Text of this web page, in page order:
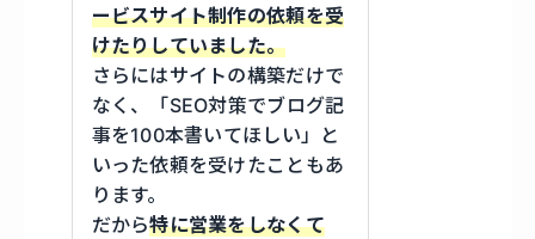
ービスサイト制作の依頼を受
けたりしていました。
さらにはサイトの構築だけで
なく、「SEO対策でブログ記
事を100本書いてほしい」と
いった依頼を受けたこともあ
ります。
だから特に営業をしなくて